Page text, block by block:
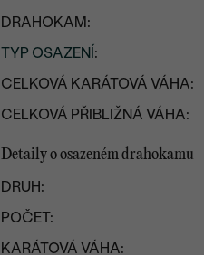
DRAHOKAM:
TYP OSAZENÍ:
CELKOVÁ KARÁTOVÁ VÁHA:
CELKOVÁ PŘIBLIŽNÁ VÁHA:
Detaily o osazeném drahokamu
DRUH:
POČET:
KARÁTOVÁ VÁHA: